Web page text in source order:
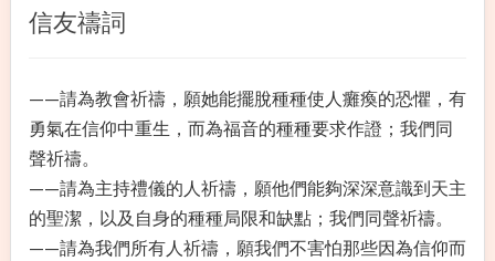
信友禱詞
——請為教會祈禱，願她能擺脫種種使人癱瘓的恐懼，有
勇氣在信仰中重生，而為福音的種種要求作證；我們同
聲祈禱。
——請為主持禮儀的人祈禱，願他們能夠深深意識到天主
的聖潔，以及自身的種種局限和缺點；我們同聲祈禱。
——請為我們所有人祈禱，願我們不害怕那些因為信仰而